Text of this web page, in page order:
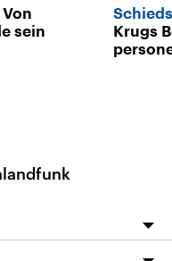
Von
sein
Krugs